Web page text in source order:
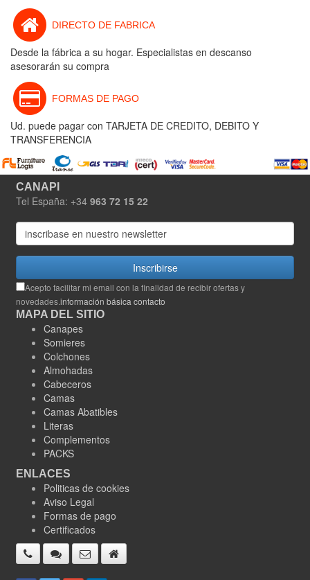
DIRECTO DE FABRICA
Desde la fábrica a su hogar. Especialistas en descanso
asesorarán su compra
FORMAS DE PAGO
Ud. puede pagar con TARJETA DE CREDITO, DEBITO Y
TRANSFERENCIA
CANAPI
Tel España: +34 963 72 15 22
Inscribirse
Acepto facilitar mi email con la finalidad de recibir ofertas y
novedades.información básica contacto
MAPA DEL SITIO
Canapes
Somieres
Colchones
Almohadas
Cabeceros
Camas
Camas Abatibles
Literas
Complementos
PACKS
ENLACES
Politicas de cookies
Aviso Legal
Formas de pago
Certificados